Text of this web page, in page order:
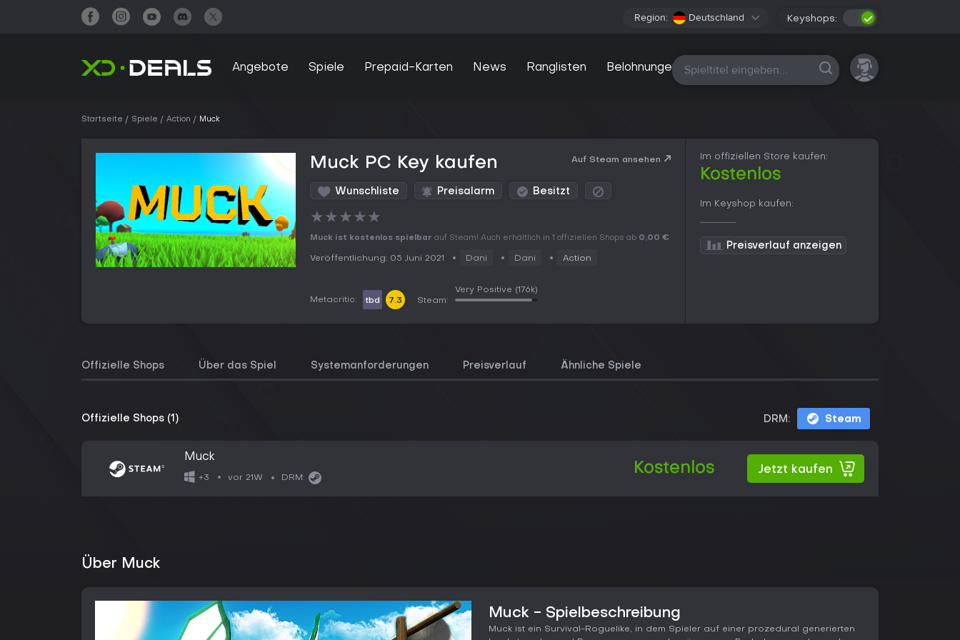
Region: Deutschland Keyshops:
Angebote Spiele Prepaid-Karten News Ranglisten Belohnungen Alle Plattformen
Startseite Spiele Action Muck
Muck PC Key kaufen Auf Steam ansehen
Wunschliste Preisalarm Besitzt
★★★★★
Muck ist kostenlos spielbar auf Steam! Auch erhältlich in 1 offiziellen Shops ab 0,00 €.
Veröffentlichung: 05 Juni 2021 Dani Dani Action
Metacritic: tbd 7.3 Steam:
Very Positive (176k)
Im offiziellen Store kaufen:
Kostenlos
Im Keyshop kaufen:
Preisverlauf anzeigen
Offizielle Shops Über das Spiel Systemanforderungen Preisverlauf Ähnliche Spiele
Offizielle Shops (1) DRM: Steam
Muck
+3 vor 21W DRM:
Kostenlos Jetzt kaufen
Über Muck
Muck - Spielbeschreibung
Muck ist ein Survival-Roguelike, in dem Spieler auf einer prozedural generierten